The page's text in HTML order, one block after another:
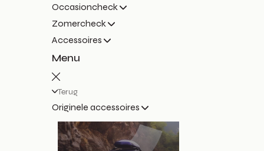
Occasioncheck
Zomercheck
Accessoires
Menu
Terug
Originele accessoires